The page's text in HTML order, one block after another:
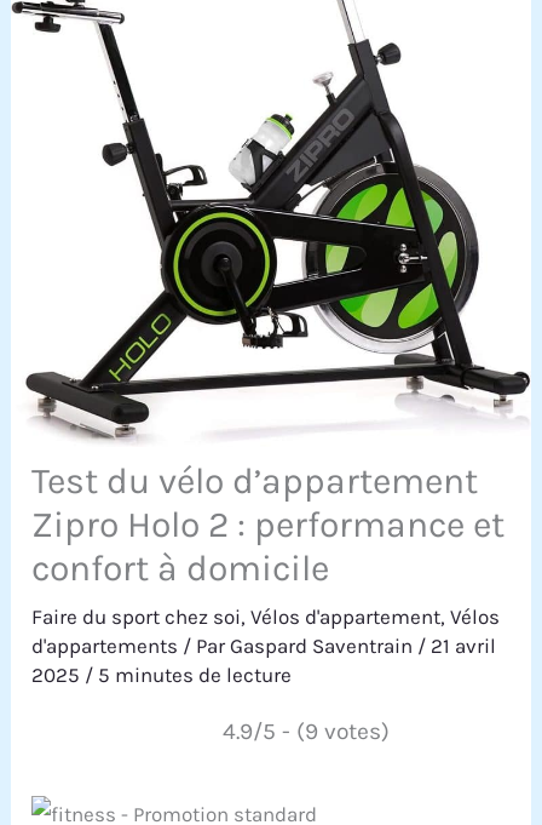
Test du vélo d’appartement
Zipro Holo 2 : performance et
confort à domicile
Faire du sport chez soi,Vélos d'appartement,Vélos
d'appartements / ParGaspard Saventrain / 21 avril
2025 / 5 minutes de lecture
4.9/5 - (9 votes)